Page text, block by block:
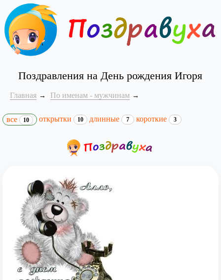
Поздравления на День рождения Игоря
Главная По именам - мужчинам
все 10 открытки 10 длинные 7 короткие 3